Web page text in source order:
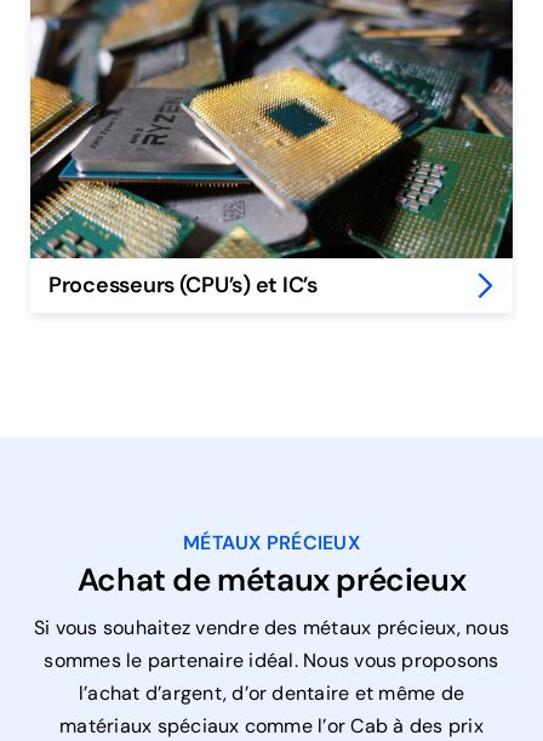
Processeurs (CPU’s) et IC’s
MÉTAUX PRÉCIEUX
Achat de métaux précieux
Si vous souhaitez vendre des métaux précieux, nous
sommes le partenaire idéal. Nous vous proposons
l’achat d’argent, d’or dentaire et même de
matériaux spéciaux comme l’or Cab à des prix